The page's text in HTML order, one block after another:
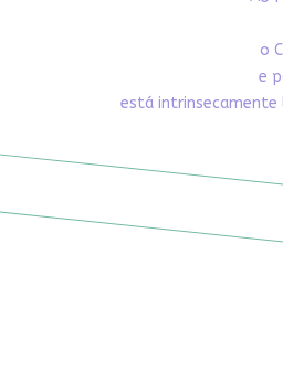
o
e
está intrinsecamente